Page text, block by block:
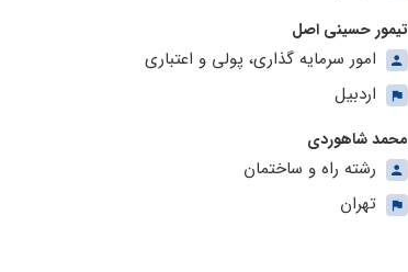
تیمور حسینی اصل
امور سرمایه گذاری، پولی و اعتباری
اردبیل
محمد شاهوردی
رشته راه و ساختمان
تهران